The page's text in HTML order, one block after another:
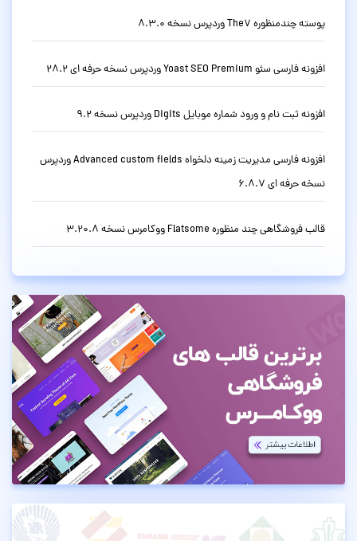
پوسته چندمنظوره The7 وردپرس نسخه 8.3.0
افزونه فارسی سئو Yoast SEO Premium وردپرس نسخه حرفه ای 28.2
افزونه ثبت نام و ورود شماره موبایل Digits وردپرس نسخه 9.2
افزونه فارسی مدیریت زمینه دلخواه Advanced custom fields وردپرس
نسخه حرفه ای 6.8.7
قالب فروشگاهی چند منظوره Flatsome ووکامرس نسخه 3.20.8